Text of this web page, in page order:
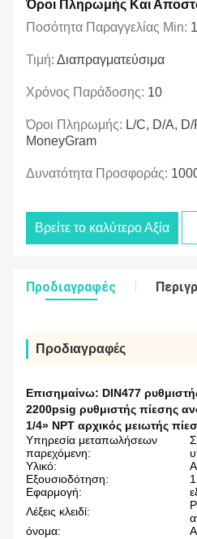
Όροι Πληρωμής Και
Ποσότητα Παραγγελίας Min:
Τιμή: Διαπραγματεύσιμα
Χρόνος Παράδοσης: 10
Όροι Πληρωμής: L/C, D/A,
MoneyGram
Δυνατότητα Προσφοράς:
Βρείτε το καλύτερο Αξία
Προδιαγραφές
Προδιαγραφές
Επισημαίνω: DIN477
2200psig ρυθμιστής πίεσης
1/4» NPT αρχικός μειωτής
Υπηρεσία μεταπωλήσεων
παρεχόμενη:
Υλικό:
Εξουσιοδότηση:
Εφαρμογή:
Λέξεις κλειδί:
όνομα: